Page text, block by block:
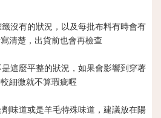
沒有的狀況，以及每批布料有時會有
清楚，出貨前也會再檢查
這麼平整的狀況，如果會影響到穿著
細微就不算瑕疵喔
味道或是羊毛特殊味道，建議放在陽